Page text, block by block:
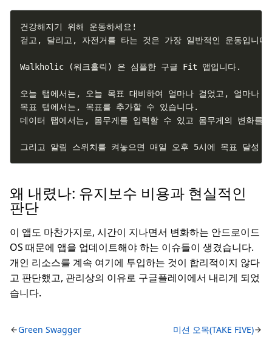
그리고 알림 스위치를 켜놓으면 매일 오후 5시에 목표 달성
왜 내렸나: 유지보수 비용과 현실적인
판단
이 앱도 마찬가지로, 시간이 지나면서 변화하는 안드로이드
OS 때문에 앱을 업데이트해야 하는 이슈들이 생겼습니다.
개인 리소스를 계속 여기에 투입하는 것이 합리적이지 않다
고 판단했고, 관리상의 이유로 구글플레이에서 내리게 되었
습니다.
Green Swagger 미션 오목(TAKE FIVE)